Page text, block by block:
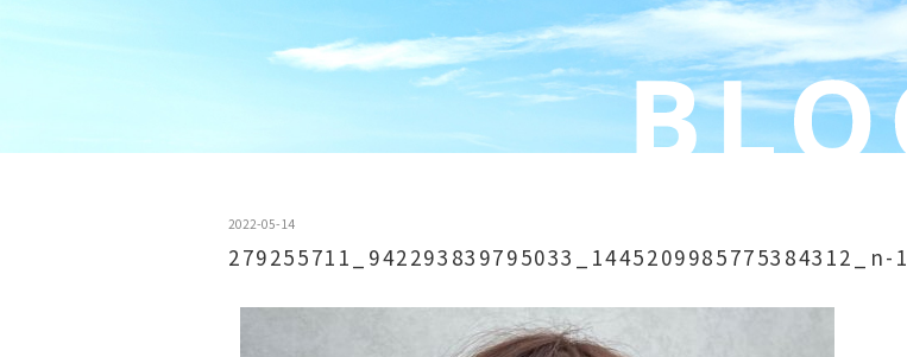
2022-05-14
279255711_942293839795033_1445209985775384312_n-1